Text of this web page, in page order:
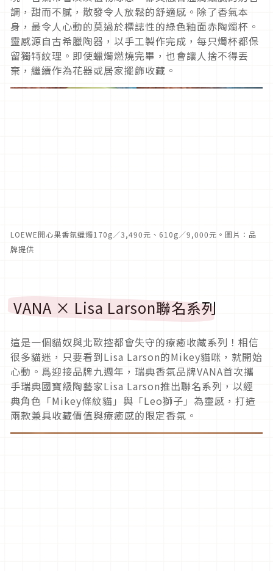
調，甜而不膩，散發令人放鬆的舒適感。除了香氣本
身，最令人心動的莫過於標誌性的綠色釉面赤陶燭杯。
靈感源自古希臘陶器，以手工製作完成，每只燭杯都保
留獨特紋理。即使蠟燭燃燒完畢，也會讓人捨不得丟
棄，繼續作為花器或居家擺飾收藏。
LOEWE開心果香氛蠟燭170g／3,490元、610g／9,000元。圖片：品
牌提供
VANA × Lisa Larson聯名系列
這是一個貓奴與北歐控都會失守的療癒收藏系列！相信
很多貓迷，只要看到Lisa Larson的Mikey貓咪，就開始
心動。爲迎接品牌九週年，瑞典香氛品牌VANA首次攜
手瑞典國寶級陶藝家Lisa Larson推出聯名系列，以經
典角色「Mikey條紋貓」與「Leo獅子」為靈感，打造
兩款兼具收藏價值與療癒感的限定香氛。